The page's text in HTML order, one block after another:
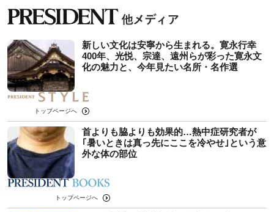
新しい文化は安寧から生まれる。寛永行幸
400年、光悦、宗達、遠州らが彩った寛永文
化の魅力と、今年見たい名所・名作選
トップページへ
首よりも脇よりも効果的…熱中症研究者が
｢暑いときは真っ先にここを冷やせ｣という意
外な体の部位
トップページへ